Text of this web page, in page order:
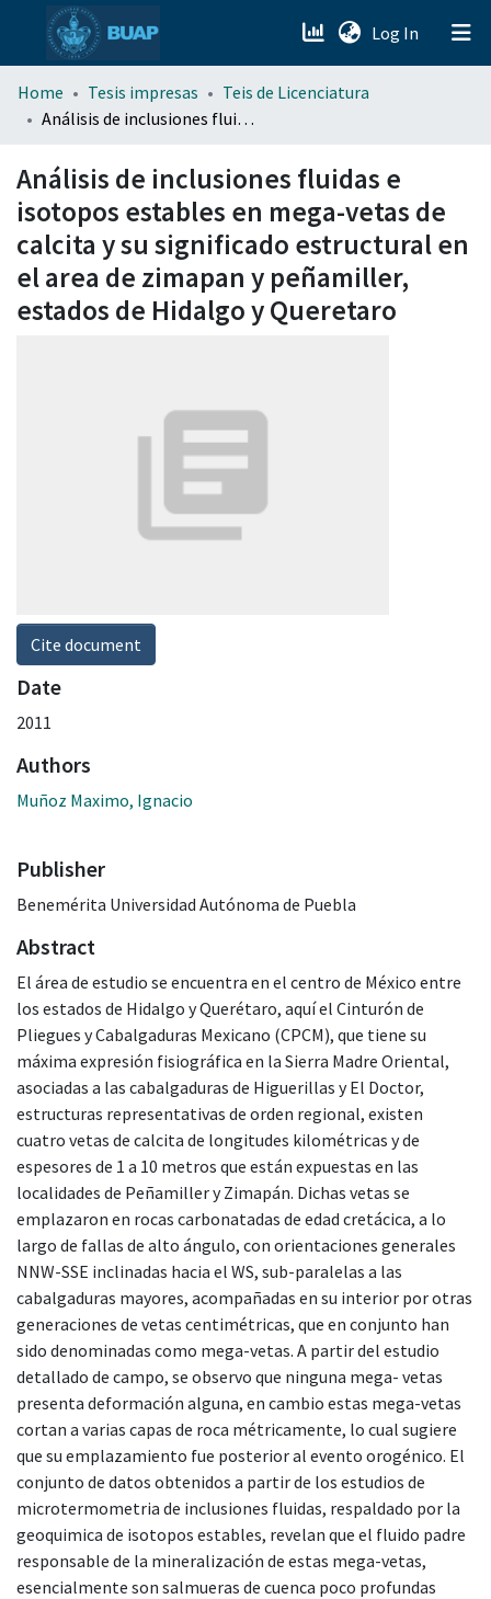
Log In (current)
menu.section.about_menu
Home Tesis impresas
Teis de Licenciatura
Análisis de inclusiones fluidas e isotopos estables en mega-vetas de calcita y su significado estructural en el area de zimapan y peñamiller, estados de Hidalgo y Queretaro
Análisis de inclusiones fluidas e
isotopos estables en mega-vetas de
calcita y su significado estructural en
el area de zimapan y peñamiller,
estados de Hidalgo y Queretaro
Cite document
Date
2011
Authors
Muñoz Maximo, Ignacio
Publisher
Benemérita Universidad Autónoma de Puebla
Abstract
El área de estudio se encuentra en el centro de México entre
los estados de Hidalgo y Querétaro, aquí el Cinturón de
Pliegues y Cabalgaduras Mexicano (CPCM), que tiene su
máxima expresión fisiográfica en la Sierra Madre Oriental,
asociadas a las cabalgaduras de Higuerillas y El Doctor,
estructuras representativas de orden regional, existen
cuatro vetas de calcita de longitudes kilométricas y de
espesores de 1 a 10 metros que están expuestas en las
localidades de Peñamiller y Zimapán. Dichas vetas se
emplazaron en rocas carbonatadas de edad cretácica, a lo
largo de fallas de alto ángulo, con orientaciones generales
NNW-SSE inclinadas hacia el WS, sub-paralelas a las
cabalgaduras mayores, acompañadas en su interior por otras
generaciones de vetas centimétricas, que en conjunto han
sido denominadas como mega-vetas. A partir del estudio
detallado de campo, se observo que ninguna mega- vetas
presenta deformación alguna, en cambio estas mega-vetas
cortan a varias capas de roca métricamente, lo cual sugiere
que su emplazamiento fue posterior al evento orogénico. El
conjunto de datos obtenidos a partir de los estudios de
microtermometria de inclusiones fluidas, respaldado por la
geoquimica de isotopos estables, revelan que el fluido padre
responsable de la mineralización de estas mega-vetas,
esencialmente son salmueras de cuenca poco profundas